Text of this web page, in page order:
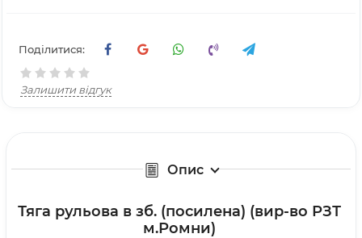
Поділитися:
Залишити відгук
Опис
Тяга рульова в зб. (посилена) (вир-во РЗТ
м.Ромни)